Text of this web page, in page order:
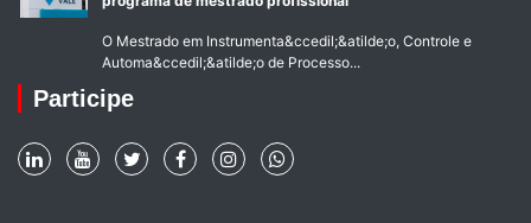
O Mestrado em Instrumenta&ccedil;&atilde;o, Controle e
Automa&ccedil;&atilde;o de Processo...
Participe